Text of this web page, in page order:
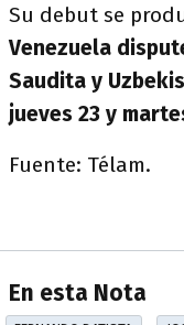
Su debut se
Venezuela
Saudita y
jueves 23 y
Fuente: Télam.
En esta Nota